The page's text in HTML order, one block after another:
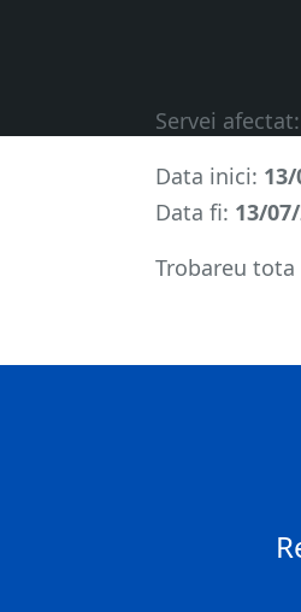
Servei afectat:
Data inici: 13/
Data fi: 13/
Trobareu tota